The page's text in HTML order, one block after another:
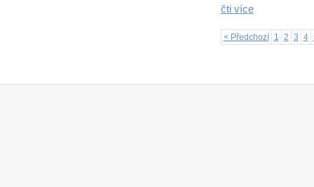
čti více
< Předchozí 1 2 3 4